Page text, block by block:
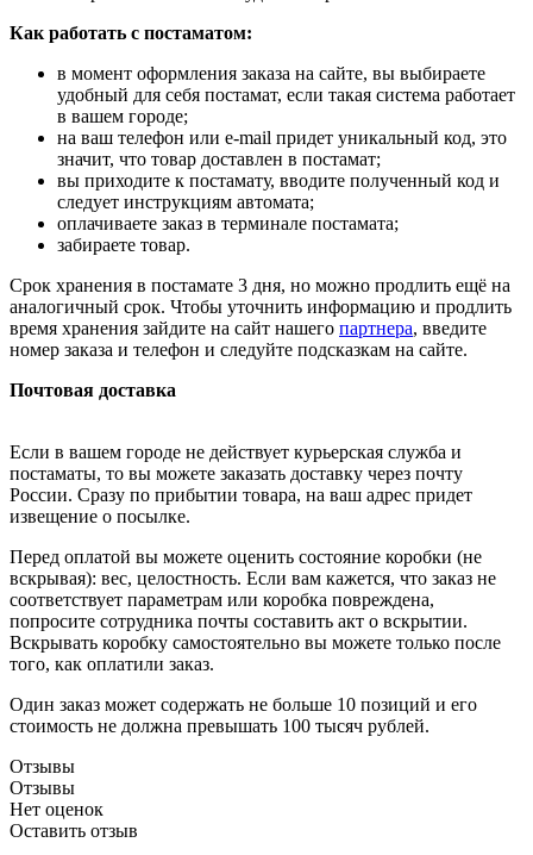
Как работать с постаматом:
в момент оформления заказа на сайте, вы выбираете
удобный для себя постамат, если такая система работает
в вашем городе;
на ваш телефон или e-mail придет уникальный код, это
значит, что товар доставлен в постамат;
вы приходите к постамату, вводите полученный код и
следует инструкциям автомата;
оплачиваете заказ в терминале постамата;
забираете товар.
Срок хранения в постамате 3 дня, но можно продлить ещё на
аналогичный срок. Чтобы уточнить информацию и продлить
время хранения зайдите на сайт нашего партнера, введите
номер заказа и телефон и следуйте подсказкам на сайте.
Почтовая доставка
Если в вашем городе не действует курьерская служба и
постаматы, то вы можете заказать доставку через почту
России. Сразу по прибытии товара, на ваш адрес придет
извещение о посылке.
Перед оплатой вы можете оценить состояние коробки (не
вскрывая): вес, целостность. Если вам кажется, что заказ не
соответствует параметрам или коробка повреждена,
попросите сотрудника почты составить акт о вскрытии.
Вскрывать коробку самостоятельно вы можете только после
того, как оплатили заказ.
Один заказ может содержать не больше 10 позиций и его
стоимость не должна превышать 100 тысяч рублей.
Отзывы
Отзывы
Нет оценок
Оставить отзыв